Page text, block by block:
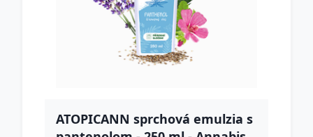
ATOPICANN sprchová emulzia s